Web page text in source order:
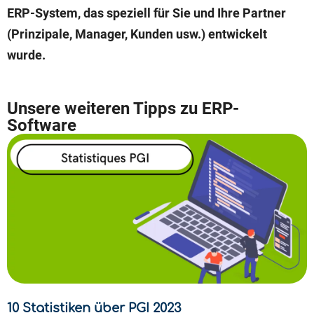
ERP-System, das speziell für Sie und Ihre Partner
(Prinzipale, Manager, Kunden usw.) entwickelt
wurde.
Unsere weiteren Tipps zu ERP-
Software
10 Statistiken über PGI 2023